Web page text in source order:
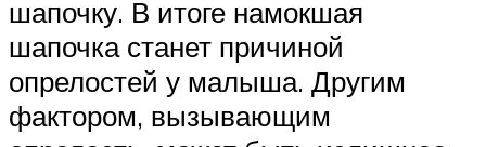
шапочку. В итоге намокшая
шапочка станет причиной
опрелостей у малыша. Другим
фактором, вызывающим